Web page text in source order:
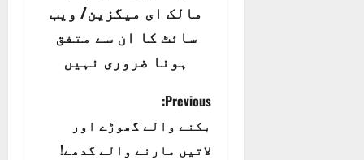
مالک ای میگزین/ ویب
سائٹ کا ان سے متفق
ہونا ضروری نہیں
P
o
Previous:
بکنے والے گھوڑے اور
لاتیں مارنے والے گدھے!